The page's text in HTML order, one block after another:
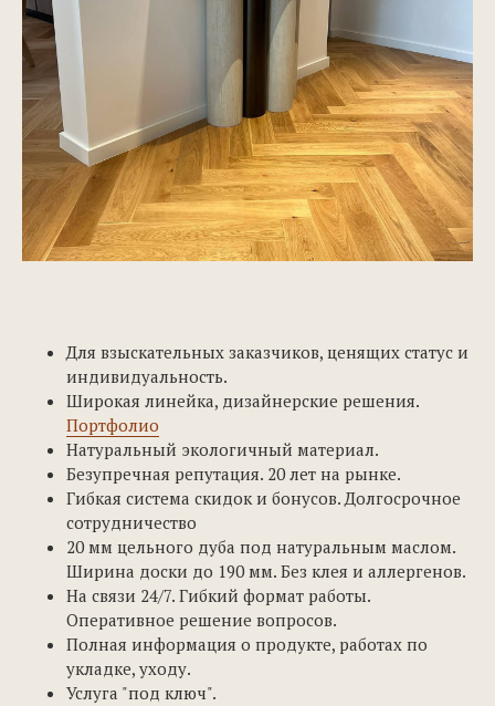
Для взыскательных заказчиков, ценящих статус и
индивидуальность.
Широкая линейка, дизайнерские решения.
Портфолио
Натуральный экологичный материал.
Безупречная репутация. 20 лет на рынке.
Гибкая система скидок и бонусов. Долгосрочное
сотрудничество
20 мм цельного дуба под натуральным маслом.
Ширина доски до 190 мм. Без клея и аллергенов.
На связи 24/7. Гибкий формат работы.
Оперативное решение вопросов.
Полная информация о продукте, работах по
укладке, уходу.
Услуга "под ключ".